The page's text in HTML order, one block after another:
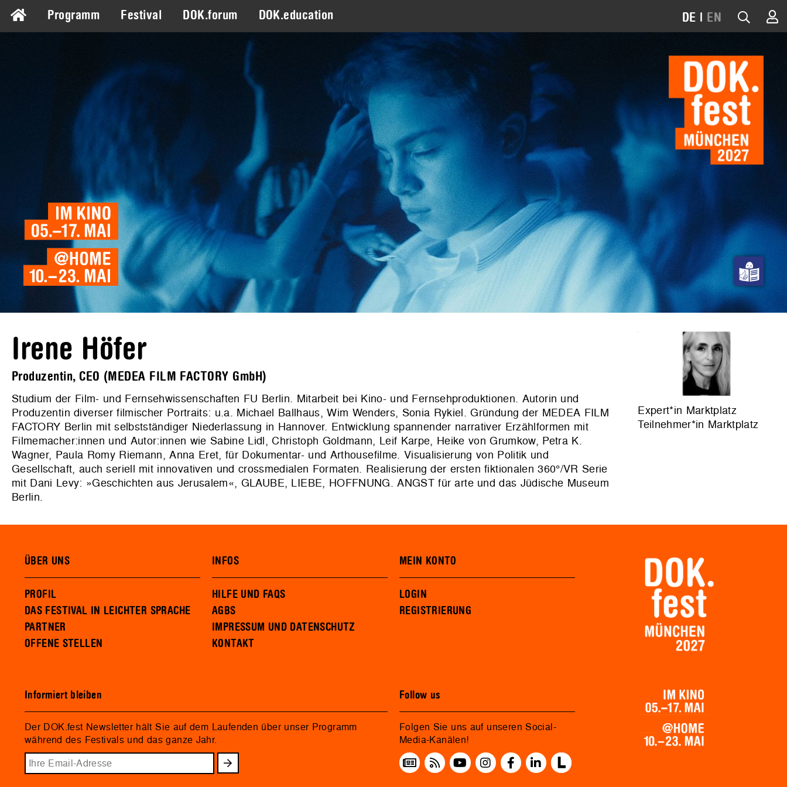
Programm Festival DOK.forum DOK.education DE | EN
Irene Höfer
Produzentin, CEO (MEDEA FILM FACTORY GmbH)
Studium der Film- und Fernsehwissenschaften FU Berlin. Mitarbeit bei Kino- und Fernsehproduktionen. Autorin und
Produzentin diverser filmischer Portraits: u.a. Michael Ballhaus, Wim Wenders, Sonia Rykiel. Gründung der MEDEA FILM
FACTORY Berlin mit selbstständiger Niederlassung in Hannover. Entwicklung spannender narrativer Erzählformen mit
Filmemacher:innen und Autor:innen wie Sabine Lidl, Christoph Goldmann, Leif Karpe, Heike von Grumkow, Petra K.
Wagner, Paula Romy Riemann, Anna Eret, für Dokumentar- und Arthousefilme. Visualisierung von Politik und
Gesellschaft, auch seriell mit innovativen und crossmedialen Formaten. Realisierung der ersten fiktionalen 360°/VR Serie
mit Dani Levy: »Geschichten aus Jerusalem«, GLAUBE, LIEBE, HOFFNUNG. ANGST für arte und das Jüdische Museum
Berlin.
Expert*in Marktplatz
Teilnehmer*in Marktplatz
ÜBER UNS
PROFIL
DAS FESTIVAL IN LEICHTER SPRACHE
PARTNER
OFFENE STELLEN
INFOS
HILFE UND FAQS
AGBS
IMPRESSUM UND DATENSCHUTZ
KONTAKT
MEIN KONTO
LOGIN
REGISTRIERUNG
Informiert bleiben
Der DOK.fest Newsletter hält Sie auf dem Laufenden über unser Programm
während des Festivals und das ganze Jahr.
Follow us
Folgen Sie uns auf unseren Social-
Media-Kanälen!